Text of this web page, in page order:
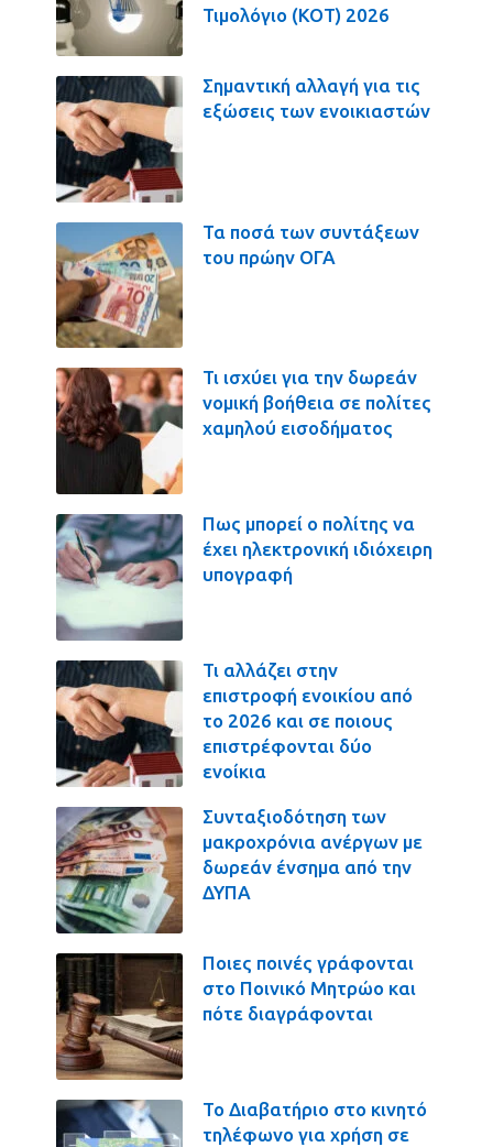
Τιμολόγιο (ΚΟΤ) 2026
Σημαντική αλλαγή για τις
εξώσεις των ενοικιαστών
Τα ποσά των συντάξεων
του πρώην ΟΓΑ
Τι ισχύει για την δωρεάν
νομική βοήθεια σε πολίτες
χαμηλού εισοδήματος
Πως μπορεί ο πολίτης να
έχει ηλεκτρονική ιδιόχειρη
υπογραφή
Τι αλλάζει στην
επιστροφή ενοικίου από
το 2026 και σε ποιους
επιστρέφονται δύο
ενοίκια
Συνταξιοδότηση των
μακροχρόνια ανέργων με
δωρεάν ένσημα από την
ΔΥΠΑ
Ποιες ποινές γράφονται
στο Ποινικό Μητρώο και
πότε διαγράφονται
Το Διαβατήριο στο κινητό
τηλέφωνο για χρήση σε